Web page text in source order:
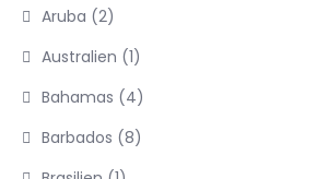
Aruba (2)
Australien (1)
Bahamas (4)
Barbados (8)